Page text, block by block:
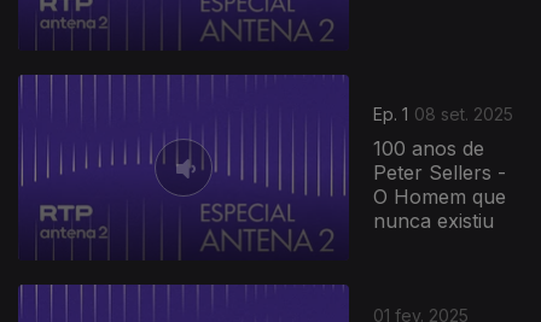
Ep. 1 08 set. 2025
100 anos de
Peter Sellers -
O Homem que
nunca existiu
01 fev. 2025